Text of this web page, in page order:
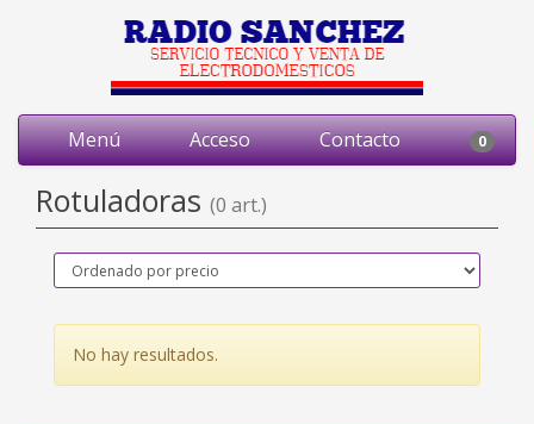
Menú Acceso Contacto 0
Rotuladoras (0 art.)
No hay resultados.